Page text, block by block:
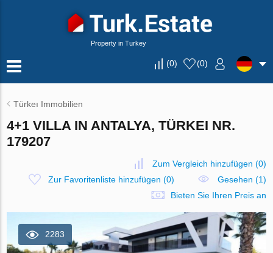
Property in Turkey
(0) (0)
Türkeı Immobilien
4+1 VILLA IN ANTALYA, TÜRKEI NR.
179207
Zum Vergleich hinzufügen (0)
Zur Favoritenliste hinzufügen (0)
Gesehen (1)
Bieten Sie Ihren Preis an
2283